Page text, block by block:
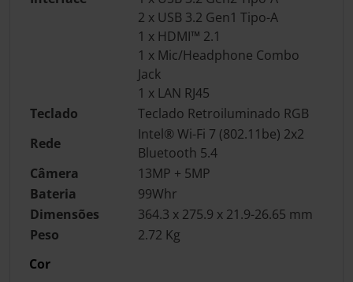
2 x USB 3.2 Gen1 Tipo-A
1 x HDMI™ 2.1
1 x Mic/Headphone Combo
Jack
1 x LAN RJ45
Teclado
Teclado Retroiluminado RGB
Rede
Intel® Wi-Fi 7 (802.11be) 2x2
Bluetooth 5.4
Câmera
13MP + 5MP
Bateria
99Whr
Dimensões
364.3 x 275.9 x 21.9-26.65 mm
Peso
2.72 Kg
Cor